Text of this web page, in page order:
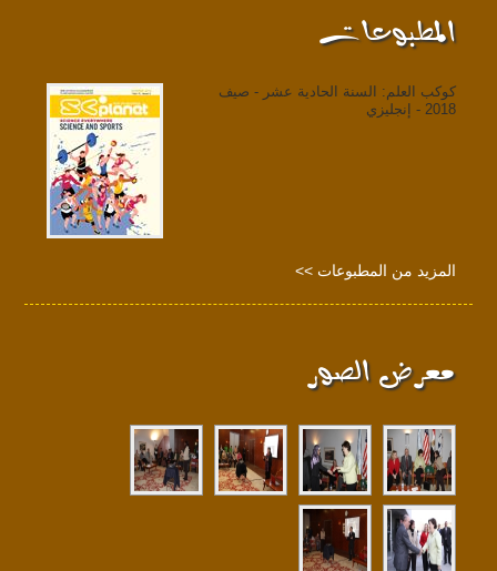
المطبوعات
كوكب العلم: السنة الحادية عشر - صيف
2018 - إنجليزي
المزيد من المطبوعات >>
معرض الصور